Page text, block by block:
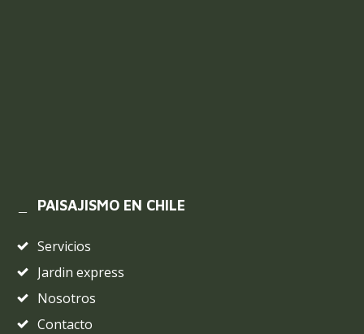
PAISAJISMO EN CHILE
Servicios
Jardin express
Nosotros
Contacto